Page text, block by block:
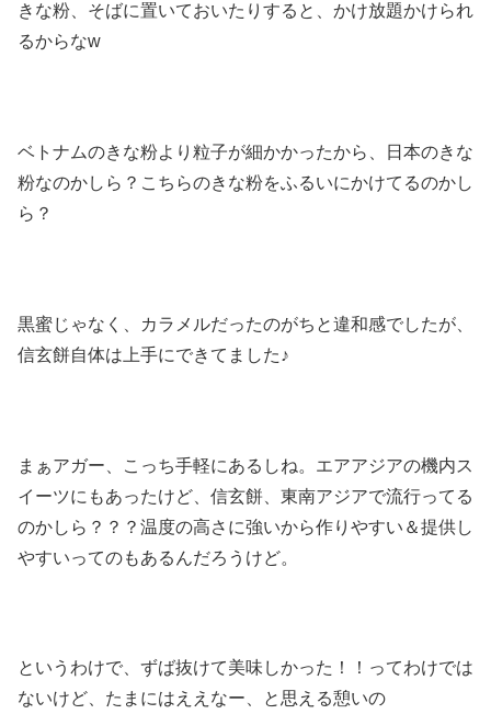
きな粉、そばに置いておいたりすると、かけ放題かけられ
るからなw
ベトナムのきな粉より粒子が細かかったから、日本のきな
粉なのかしら？こちらのきな粉をふるいにかけてるのかし
ら？
黒蜜じゃなく、カラメルだったのがちと違和感でしたが、
信玄餅自体は上手にできてました♪
まぁアガー、こっち手軽にあるしね。エアアジアの機内ス
イーツにもあったけど、信玄餅、東南アジアで流行ってる
のかしら？？？温度の高さに強いから作りやすい＆提供し
やすいってのもあるんだろうけど。
というわけで、ずば抜けて美味しかった！！ってわけでは
ないけど、たまにはええなー、と思える憩いの